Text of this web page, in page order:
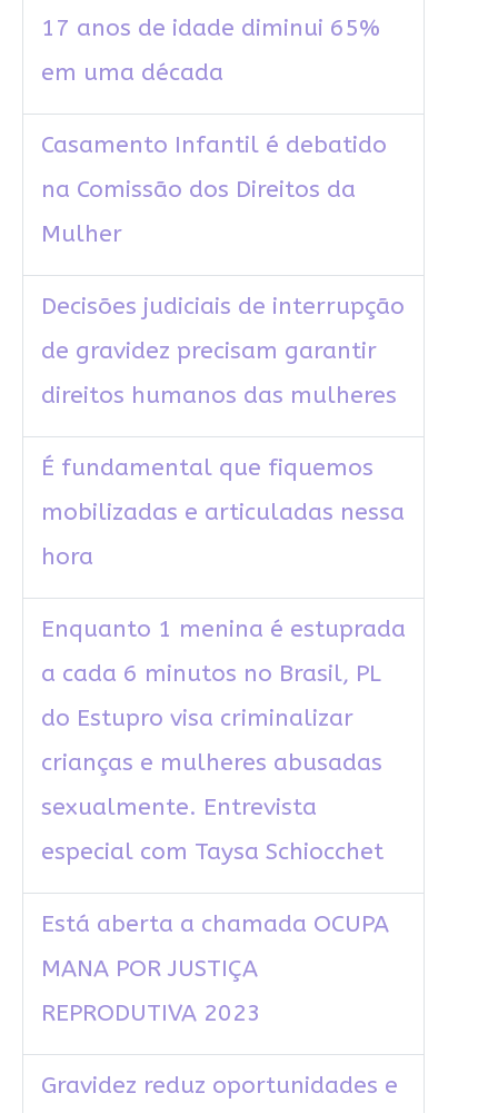
17 anos de idade diminui 65%
em uma década
Casamento Infantil é debatido
na Comissão dos Direitos da
Mulher
Decisões judiciais de interrupção
de gravidez precisam garantir
direitos humanos das mulheres
É fundamental que fiquemos
mobilizadas e articuladas nessa
hora
Enquanto 1 menina é estuprada
a cada 6 minutos no Brasil, PL
do Estupro visa criminalizar
crianças e mulheres abusadas
sexualmente. Entrevista
especial com Taysa Schiocchet
Está aberta a chamada OCUPA
MANA POR JUSTIÇA
REPRODUTIVA 2023
Gravidez reduz oportunidades e